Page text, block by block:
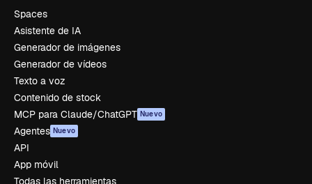
Spaces
Asistente de IA
Generador de imágenes
Generador de vídeos
Texto a voz
Contenido de stock
MCP para Claude/ChatGPT Nuevo
Agentes Nuevo
API
App móvil
Todas las herramientas